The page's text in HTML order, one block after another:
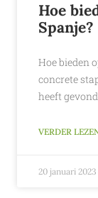
Hoe
Spanje?
Hoe bieden
concrete
heeft
VERDER
20 januari 2023